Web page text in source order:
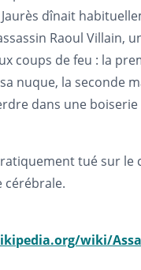
dînait
Raoul Villain,
coups de feu : la
nuque, la seconde
dans une
tué sur le
cérébrale.
wiki/